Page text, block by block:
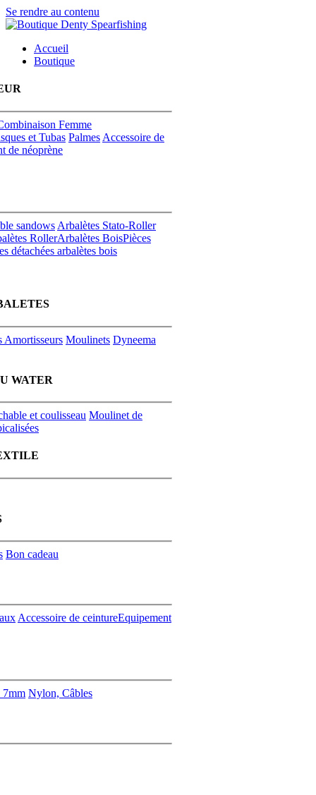
Se rendre au contenu
Accueil
Boutique
Femme
et Tubas Palmes Accessoire de
de néoprène
sandows Arbalètes Stato-Roller
RollerArbalètes BoisPièces
détachées arbalètes bois
Amortisseurs Moulinets Dyneema
WATER
et coulisseau Moulinet de
Bon cadeau
Accessoire de ceintureEquipement
7mm Nylon, Câbles